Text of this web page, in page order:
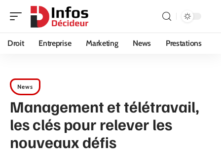
Droit Entreprise Marketing News Prestations
News
Management et télétravail,
les clés pour relever les
nouveaux défis